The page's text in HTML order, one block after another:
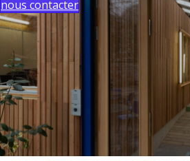
nous contacter